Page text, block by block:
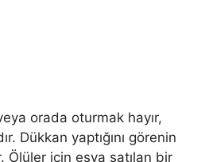
orada oturmak hayır,
Dükkan yaptığını görenin
Ölüler için eşya satılan bir